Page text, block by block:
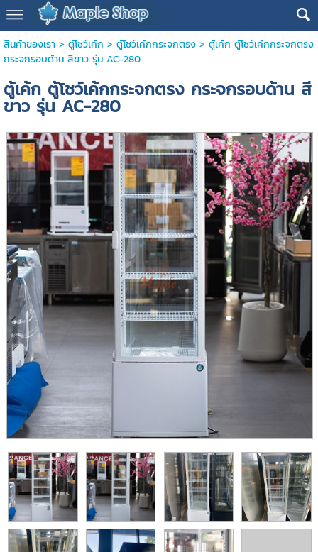
สินค้าของเรา> ตู้โชว์เค้ก > ตู้โชว์เค้กกระจกตรง> ตู้เค้ก ตู้โชว์เค้กกระจกตรง
กระจกรอบด้าน สีขาว รุ่น AC-280
ตู้เค้ก ตู้โชว์เค้กกระจกตรง กระจกรอบด้าน สี
ขาว รุ่น AC-280